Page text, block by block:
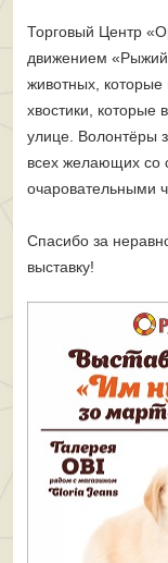
Торговый Центр
движением «Рыжий
животных,
хвостики, которые
улице. Волонтёры
всех желающих со
очаровательными
Спасибо за
выставку!